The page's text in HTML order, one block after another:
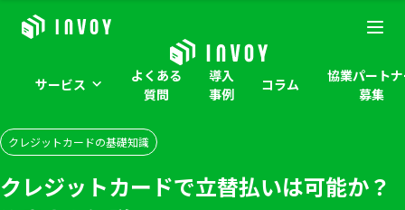
サービス
よくある
質問
導入
事例
コラム
協業パート
募集
クレジットカードの基礎知識
クレジットカードで立替払いは可能か？